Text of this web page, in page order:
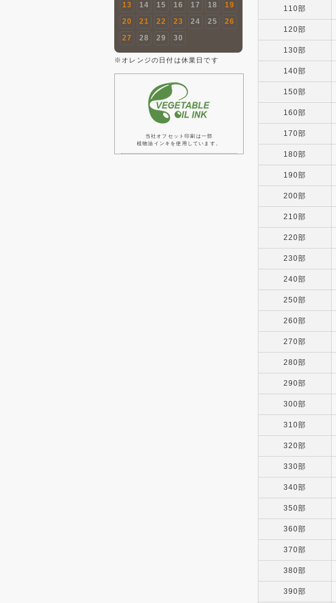
13
14 15 16 17 18
19
20
21 22 23 24 25
26
27
28 29 30
※オレンジの日付は休業日です
当社オフセット印刷は一部
植物油インキを使用しています。
110部
120部
130部
140部
150部
160部
170部
180部
190部
200部
210部
220部
230部
240部
250部
260部
270部
280部
290部
300部
310部
320部
330部
340部
350部
360部
370部
380部
390部